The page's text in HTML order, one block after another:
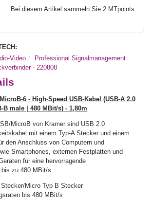
Bei diesem Artikel sammeln Sie 2 MTpoints
Video
Professional Signalmanagement
- 220808
6 - High-Speed USB-Kabel (USB-A 2.0
B male | 480 MBit/s) - 1,80m
MicroB von Kramer sind USB 2.0
mit einem Typ-A Stecker und einem
den Anschluss von Computern und
Smartphones, externen Festplatten und
für eine hervorragende
bis zu 480 MBit/s.
Stecker/Micro Typ B Stecker
bis 480 MBit/s